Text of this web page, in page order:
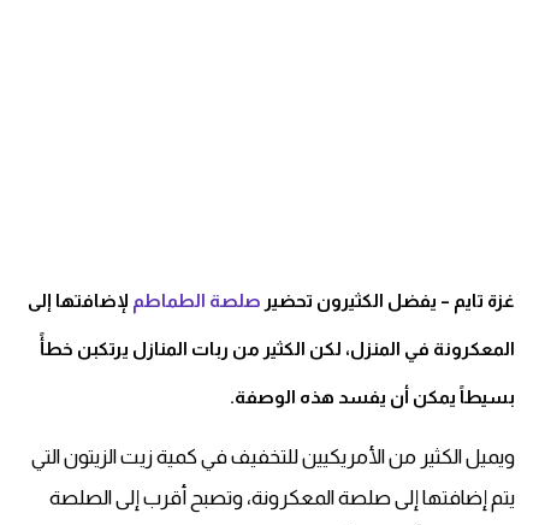
غزة تايم – يفضل الكثيرون تحضير صلصة الطماطم لإضافتها إلى
المعكرونة في المنزل، لكن الكثير من ربات المنازل يرتكبن خطأً
بسيطاً يمكن أن يفسد هذه الوصفة.
ويميل الكثير من الأمريكيين للتخفيف في كمية زيت الزيتون التي
يتم إضافتها إلى صلصة المعكرونة، وتصبح أقرب إلى الصلصة